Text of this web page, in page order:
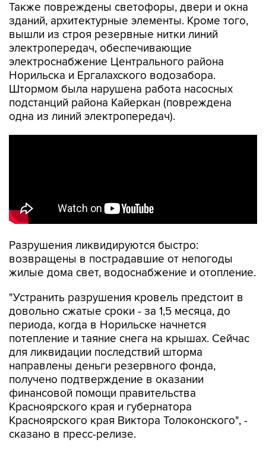
Также повреждены светофоры, двери и окна
зданий, архитектурные элементы. Кроме того,
вышли из строя резервные нитки линий
электропередач, обеспечивающие
электроснабжение Центрального района
Норильска и Ергалахского водозабора.
Штормом была нарушена работа насосных
подстанций района Кайеркан (повреждена
одна из линий электропередач).
Разрушения ликвидируются быстро:
возвращены в пострадавшие от непогоды
жилые дома свет, водоснабжение и отопление.
"Устранить разрушения кровель предстоит в
довольно сжатые сроки - за 1,5 месяца, до
периода, когда в Норильске начнется
потепление и таяние снега на крышах. Сейчас
для ликвидации последствий шторма
направлены деньги резервного фонда,
получено подтверждение в оказании
финансовой помощи правительства
Красноярского края и губернатора
Красноярского края Виктора Толоконского", -
сказано в пресс-релизе.